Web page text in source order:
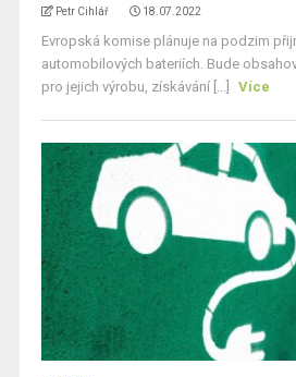
Petr Cihlář 18.07.2022
Evropská komise plánuje na podzim
automobilových bateriích. Bude
pro jejich výrobu, získávání [...]
Více